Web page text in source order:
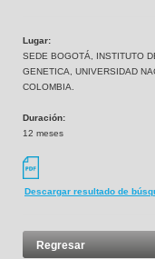
Lugar:
SEDE BOGOTÁ, INSTITUTO
GENETICA, UNIVERSIDAD
COLOMBIA.
Duración:
12 meses
Descargar resultado de
Regresar